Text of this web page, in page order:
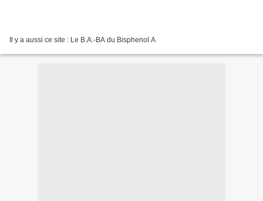
Il y a aussi ce site : Le B.A.-BA du Bisphenol A